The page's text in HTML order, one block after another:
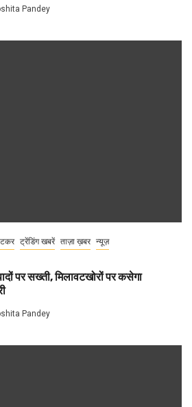
Pandey
ट्रेंडिंग खबरें ताज़ा ख़बर न्यूज़
पर सख्ती, मिलावटखोरों पर कसेगा
Pandey